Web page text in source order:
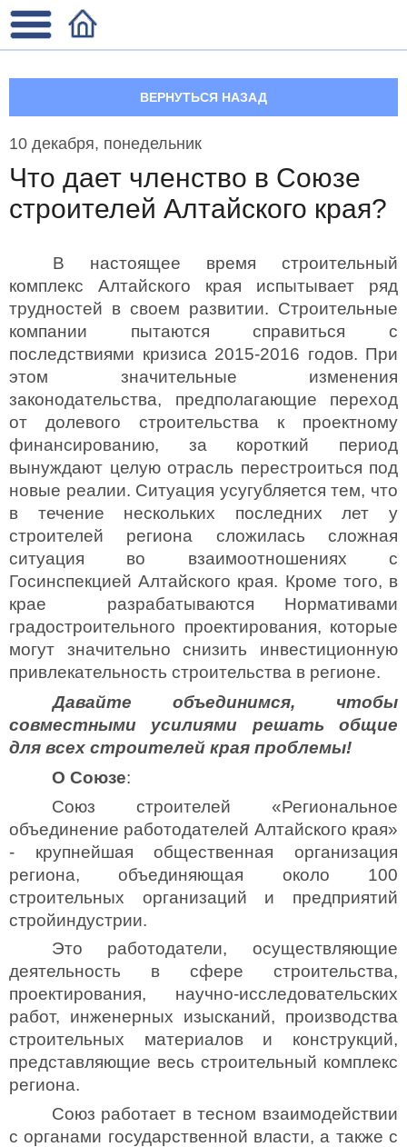
ВЕРНУТЬСЯ НАЗАД
10 декабря, понедельник
Что дает членство в Союзе
строителей Алтайского края?
В настоящее время строительный
комплекс Алтайского края испытывает ряд
трудностей в своем развитии. Строительные
компании пытаются справиться с
последствиями кризиса 2015-2016 годов. При
этом значительные изменения
законодательства, предполагающие переход
от долевого строительства к проектному
финансированию, за короткий период
вынуждают целую отрасль перестроиться под
новые реалии. Ситуация усугубляется тем, что
в течение нескольких последних лет у
строителей региона сложилась сложная
ситуация во взаимоотношениях с
Госинспекцией Алтайского края. Кроме того, в
крае разрабатываются Нормативами
градостроительного проектирования, которые
могут значительно снизить инвестиционную
привлекательность строительства в регионе.
Давайте объединимся, чтобы
совместными усилиями решать общие
для всех строителей края проблемы!
О Союзе:
Союз строителей «Региональное
объединение работодателей Алтайского края»
- крупнейшая общественная организация
региона, объединяющая около 100
строительных организаций и предприятий
стройиндустрии.
Это работодатели, осуществляющие
деятельность в сфере строительства,
проектирования, научно-исследовательских
работ, инженерных изысканий, производства
строительных материалов и конструкций,
представляющие весь строительный комплекс
региона.
Союз работает в тесном взаимодействии
с органами государственной власти, а также с